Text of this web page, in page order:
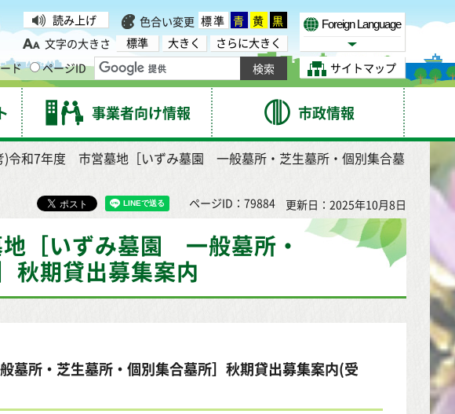
読み上げ 色合い変更 標準 青 黄 黒
文字の大きさ
標準 大きく
さらに大きく
ド
ページID
Foreign Language
Select Language
サイトマップ
事業者向け情報 市政情報
)令和7年度 市営墓地［いずみ墓園 一般墓所・芝生墓所・個別集合墓
ページID：79884 更新日：2025年10月8日
［いずみ墓園 一般墓所・
秋期貸出募集案内
所・芝生墓所・個別集合墓所］秋期貸出募集案内(受